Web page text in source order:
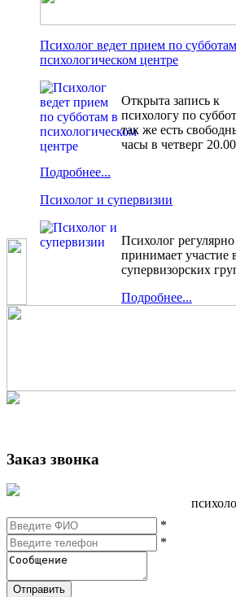
Психолог ведет прием по
психологическом центре
Открыта запись к
психологу по
так же есть
часы в четверг
Подробнее...
Психолог и супервизии
Психолог регулярно
принимает участие
супервизорских
Подробнее...
Заказ звонка
*
*